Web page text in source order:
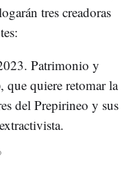
tres creadoras
Patrimonio y
que quiere retomar la
del Prepirineo y sus